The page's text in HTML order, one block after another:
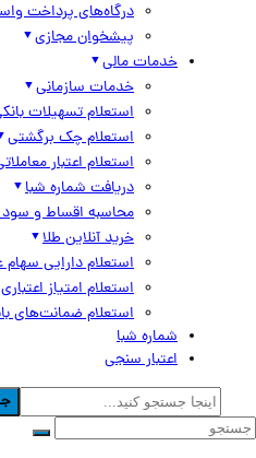
درگاه‌های پرداخت
پیشخوان مجازی
خدمات مالی
خدمات سازمانی
استعلام تسهیلات
استعلام چک برگشتی
استعلام اعتبار
دریافت شماره شبا
محاسبه اقساط و سود
خرید آنلاین طلا
استعلام دارایی سهام
استعلام امتیاز
استعلام ضمانت‌های
شماره شبا
اعتبار سنجی